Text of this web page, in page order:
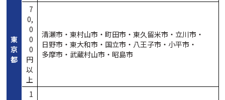
東
京
都
7
0,
0
0
0
円
以
上
清瀬市・ 東村山市・ 町田市・ 東久留米市・ 立川市・
日野市・ 東大和市・ 国立市・ 八王子市・ 小平市・
多摩市・ 武蔵村山市・ 昭島市
1